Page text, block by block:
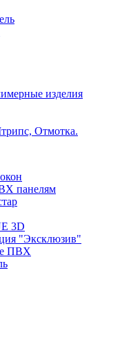
изделия
Отмотка.
панелям
3D
"Эксклюзив"
ПВХ